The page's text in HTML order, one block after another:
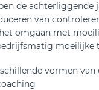
de
van
omgaan met
moeilijke
vormen